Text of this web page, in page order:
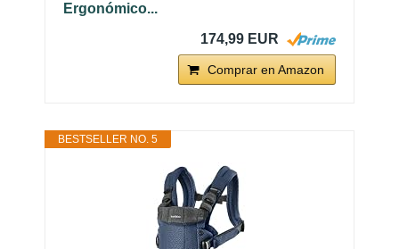
Ergonómico...
174,99 EUR
Comprar en Amazon
BESTSELLER NO. 5